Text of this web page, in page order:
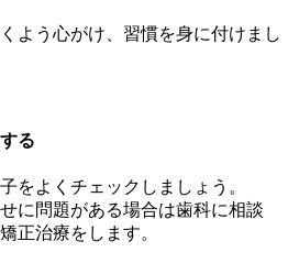
よう心がけ、習慣を身に付けまし
る
をよくチェックしましょう。
に問題がある場合は歯科に相談
正治療をします。